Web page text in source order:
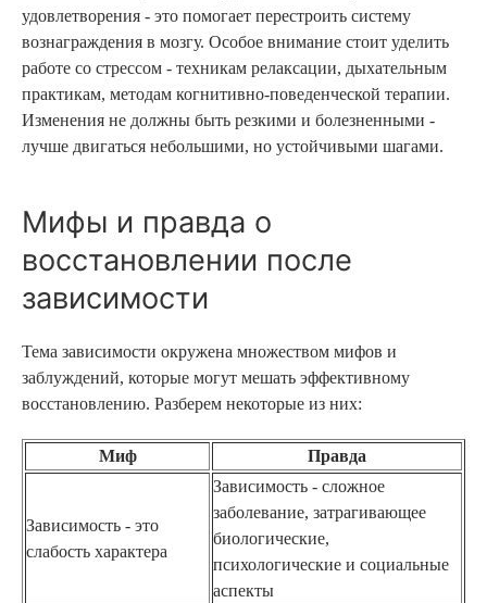
удовлетворения - это помогает перестроить систему
вознаграждения в мозгу. Особое внимание стоит уделить
работе со стрессом - техникам релаксации, дыхательным
практикам, методам когнитивно-поведенческой терапии.
Изменения не должны быть резкими и болезненными -
лучше двигаться небольшими, но устойчивыми шагами.
Мифы и правда о
восстановлении после
зависимости
Тема зависимости окружена множеством мифов и
заблуждений, которые могут мешать эффективному
восстановлению. Разберем некоторые из них:
Миф Правда
Зависимость - это
слабость характера
Зависимость - сложное
заболевание, затрагивающее
биологические,
психологические и социальные
аспекты